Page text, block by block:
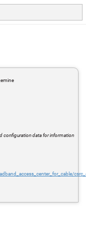
configuration data for information